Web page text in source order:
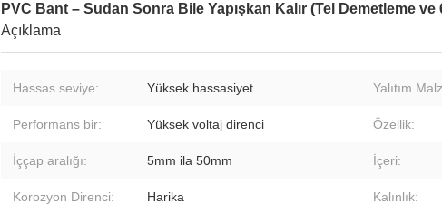
PVC Bant – Sudan Sonra Bile Yapışkan Kalır (Tel Demetleme ve
Açıklama
Hassas seviye: Yüksek hassasiyet Yalıtım
Performans bir: Yüksek voltaj direnci Özellik:
İççap aralığı: 5mm ila 50mm İçeri:
Korozyon Direnci: Harika Kalınlık: